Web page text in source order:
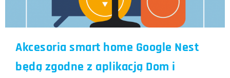
Akcesoria smart home Google Nest
będą zgodne z aplikacją Dom i